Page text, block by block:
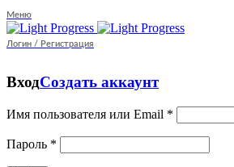
Меню
Логин / Регистрация
ВходСоздать аккаунт
Имя пользователя или Email *
Пароль *